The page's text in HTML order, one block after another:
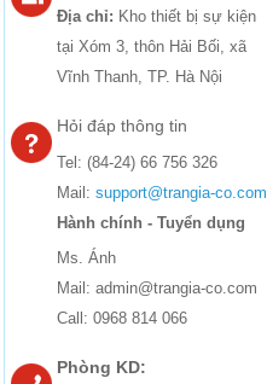
Địa chỉ: Kho thiết bị sự kiện
tại Xóm 3, thôn Hải Bối, xã
Vĩnh Thanh, TP. Hà Nội
Hỏi đáp thông tin
Tel: (84-24) 66 756 326
Mail: support@trangia-co.com
Hành chính - Tuyển dụng
Ms. Ánh
Mail: admin@trangia-co.com
Call: 0968 814 066
Phòng KD: